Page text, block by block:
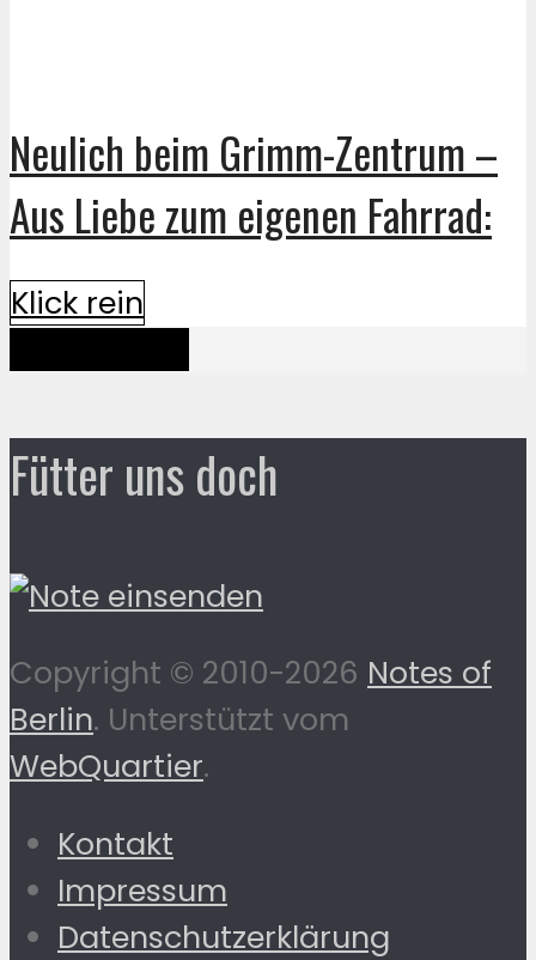
Neulich beim Grimm-Zentrum –
Aus Liebe zum eigenen Fahrrad:
Klick rein
Fütter uns doch
Copyright © 2010-2026 Notes of
Berlin. Unterstützt vom
WebQuartier.
Kontakt
Impressum
Datenschutzerklärung